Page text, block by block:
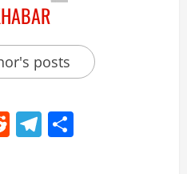
posts
RedditTelegram